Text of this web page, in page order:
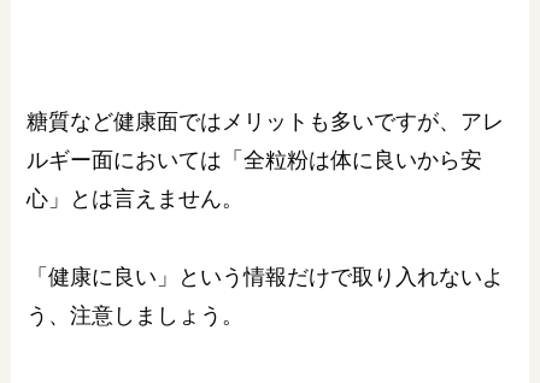
糖質など健康面ではメリットも多いですが、アレ
ルギー面においては「全粒粉は体に良いから安
心」とは言えません。
「健康に良い」という情報だけで取り入れないよ
う、注意しましょう。